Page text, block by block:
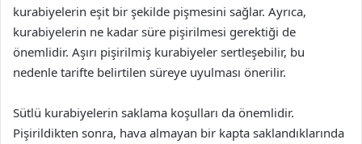
kurabiyelerin eşit bir şekilde pişmesini sağlar. Ayrıca,
kurabiyelerin ne kadar süre pişirilmesi gerektiği de
önemlidir. Aşırı pişirilmiş kurabiyeler sertleşebilir, bu
nedenle tarifte belirtilen süreye uyulması önerilir.
Sütlü kurabiyelerin saklama koşulları da önemlidir.
Pişirildikten sonra, hava almayan bir kapta saklandıklarında